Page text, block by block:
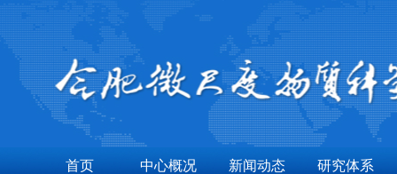
首页 中心概况 新闻动态 研究体系